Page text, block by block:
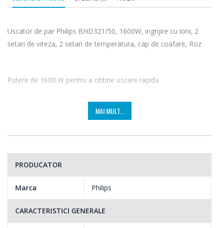
Uscator de par Philips BHD321/50, 1600W, ingrijire cu ioni, 2
setari de viteza, 2 setari de temperatura, cap de coafare, Roz
Putere de 1600 W pentru a obtine uscare rapida
Uscatorul de par de 1600 Wati asigura uscarea puternica si
temperatura optima a aerului, astfel incat sa poti obtine rapid si
MAI MULT...
PRODUCATOR
Marca Philips
CARACTERISTICI GENERALE